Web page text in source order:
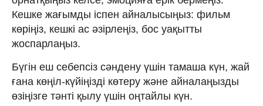
Кешке жағымды іспен айналысыңыз: фильм
көріңіз, кешкі ас әзірлеңіз, бос уақытты
жоспарлаңыз.
Бүгін еш себепсіз сәндену үшін тамаша күн, жай
ғана көңіл-күйіңізді көтеру және айналаңызды
өзіңізге тәнті қылу үшін оңтайлы күн.